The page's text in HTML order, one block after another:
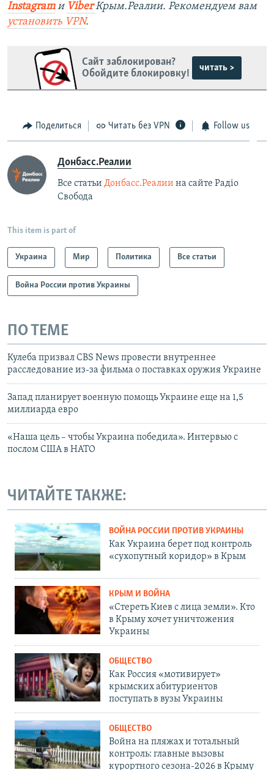
Instagram и ViberКрым.Реалии. Рекомендуем вам
установить VPN.
Сайт заблокирован?
Обойдите блокировку!
читать >
Поделиться Читать без VPN Follow us
Донбасс.Реалии
Все статьи Донбасс.Реалии на сайте Радіо
Свобода
This item is part of
Украина Мир Политика Все статьи
Война России против Украины
ПО ТЕМЕ
Кулеба призвал CBS News провести внутреннее
расследование из-за фильма о поставках оружия Украине
Запад планирует военную помощь Украине еще на 1,5
миллиарда евро
«Наша цель – чтобы Украина победила». Интервью с
послом США в НАТО
ЧИТАЙТЕ ТАКЖЕ:
ВОЙНА РОССИИ ПРОТИВ УКРАИНЫ
Как Украина берет под контроль
«сухопутный коридор» в Крым
КРЫМ И ВОЙНА
«Стереть Киев с лица земли». Кто
в Крыму хочет уничтожения
Украины
ОБЩЕСТВО
Как Россия «мотивирует»
крымских абитуриентов
поступать в вузы Украины
ОБЩЕСТВО
Война на пляжах и тотальный
контроль: главные вызовы
курортного сезона-2026 в Крыму